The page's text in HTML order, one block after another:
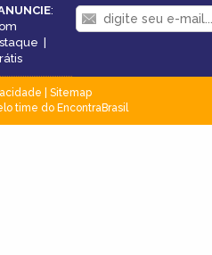
:
|
Sitemap
time do EncontraBrasil